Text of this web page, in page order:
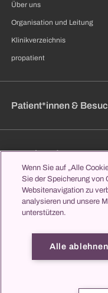
Über uns
Organisation und Leitung
Klinikverzeichnis
propatient
Patient*innen &
Zuweisende
Jobs & Karriere
Lernen & Studieren
Wenn Sie auf „Alle
Sie der Speicherung von
Websitenavigation zu
analysieren und unsere
unterstützen.
Alle ablehnen